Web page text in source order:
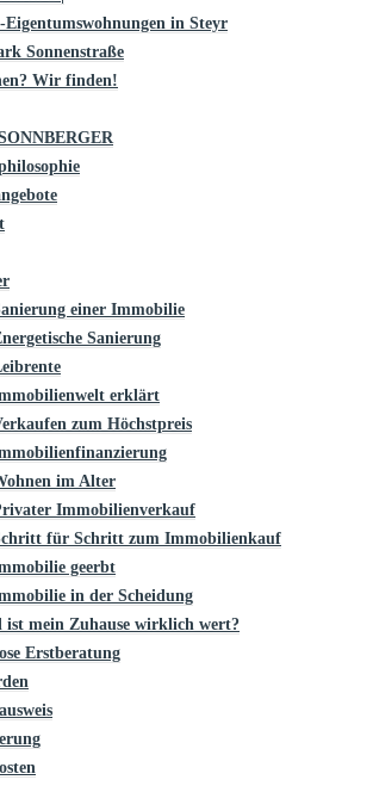
Eigentumswohnungen in Steyr
Sonnenstraße
Wir finden!
einer Immobilie
Sanierung
erklärt
zum Höchstpreis
im Alter
Immobilienverkauf
für Schritt zum Immobilienkauf
geerbt
in der Scheidung
ist mein Zuhause wirklich wert?
Erstberatung